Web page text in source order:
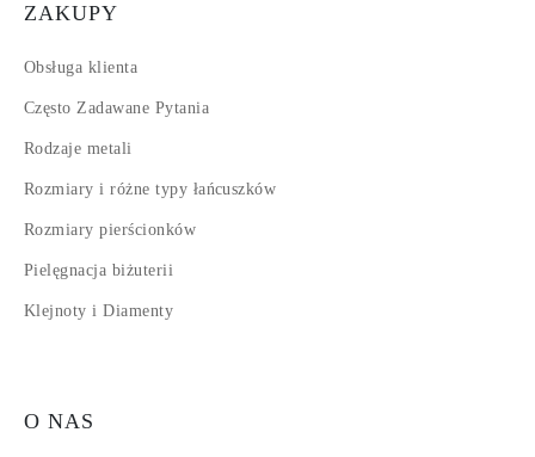
ZAKUPY
Obsługa klienta
Często Zadawane Pytania
Rodzaje metali
Rozmiary i różne typy łańcuszków
Rozmiary pierścionków
Pielęgnacja biżuterii
Klejnoty i Diamenty
O NAS